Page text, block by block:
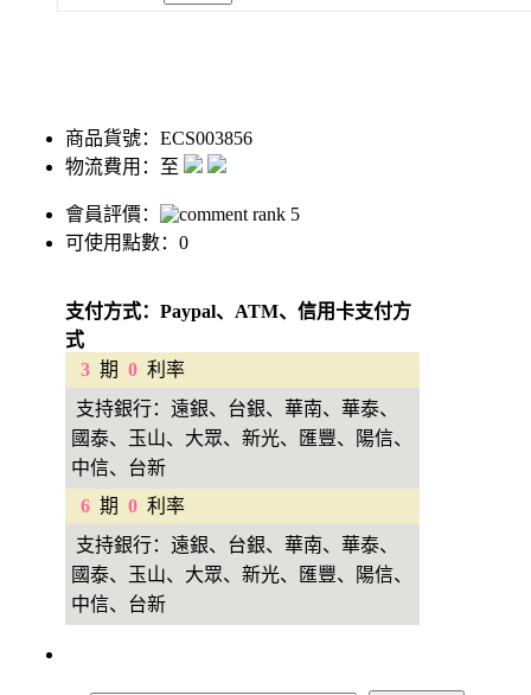
商品貨號：ECS003856
物流費用：至
會員評價：
可使用點數：0
支付方式：Paypal、ATM、信用卡支付方
式
3 期 0 利率
支持銀行：遠銀、台銀、華南、華泰、
國泰、玉山、大眾、新光、匯豐、陽信、
中信、台新
6 期 0 利率
支持銀行：遠銀、台銀、華南、華泰、
國泰、玉山、大眾、新光、匯豐、陽信、
中信、台新